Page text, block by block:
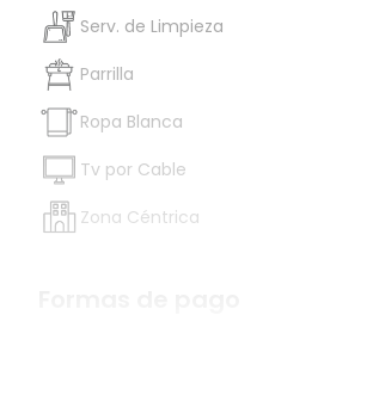
Serv. de Limpieza
Parrilla
Ropa Blanca
Tv por Cable
Zona Céntrica